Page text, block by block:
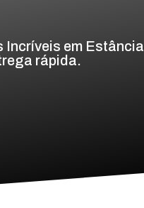
Incríveis em Estância
rápida.